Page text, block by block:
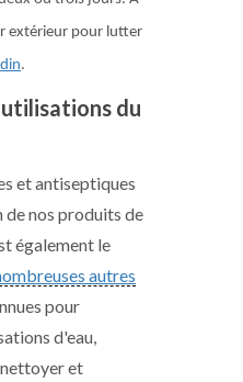
extérieur pour lutter
.
du
et antiseptiques
de nos produits de
également le
autres
pour
d'eau,
et